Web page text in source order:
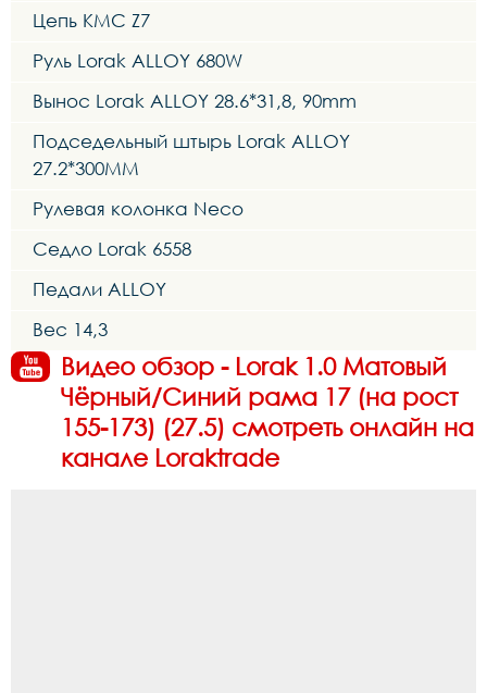
Цепь KMC Z7
Руль Lorak ALLOY 680W
Вынос Lorak ALLOY 28.6*31,8, 90mm
Подседельный штырь Lorak ALLOY
27.2*300MM
Рулевая колонка Neco
Седло Lorak 6558
Педали ALLOY
Вес 14,3
Видео обзор - Lorak 1.0 Матовый
Чёрный/Синий рама 17 (на рост
155-173) (27.5) смотреть онлайн на
канале Loraktrade